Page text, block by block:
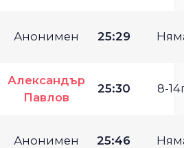
Анонимен 25:29
Александър
Павлов
25:30 8-
Анонимен 25:46